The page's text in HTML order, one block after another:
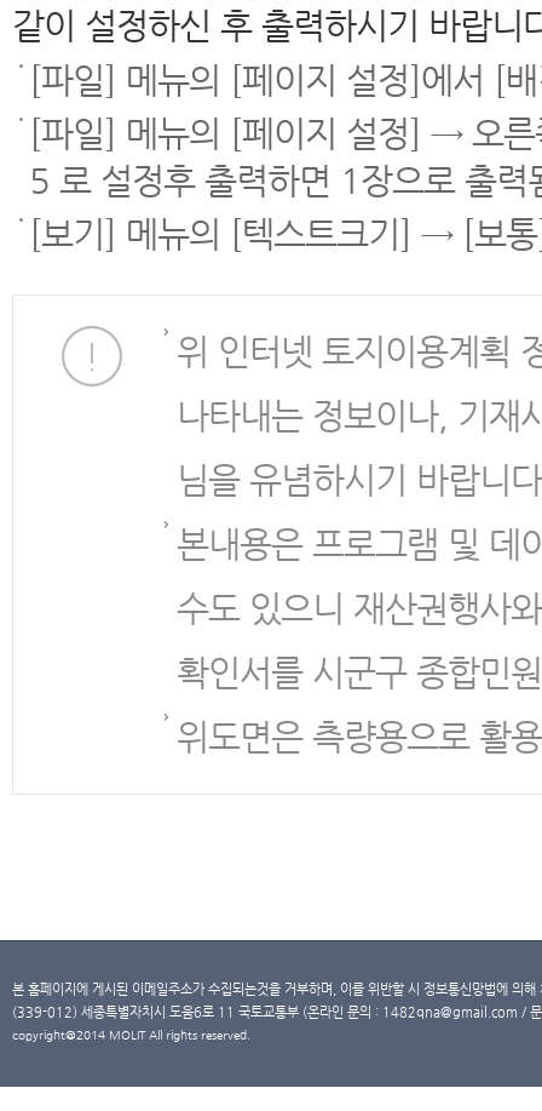
같이 설정하신 후 출력하시기 바랍니
[파일] 메뉴의 [페이지 설정]에서 [
[파일] 메뉴의 [페이지 설정] → 오
5 로 설정후 출력하면 1장으로 출력
[보기] 메뉴의 [텍스트크기] → [보
위 인터넷 토지이용계획
나타내는 정보이나, 기재
님을 유념하시기 바랍니
본내용은 프로그램 및 데
수도 있으니 재산권행사
확인서를 시군구 종합민
위도면은 측량용으로 활
본 홈페이지에 게시된 이메일주소가 수집되는것을 거부하며, 이를 위반할 시 정보통신망법에 의
(339-012) 세종특별자치시 도움6로 11 국토교통부 (온라인 문의 : 1482qna@gmail.com /
copyright@2014 MOLIT All rights reserved.